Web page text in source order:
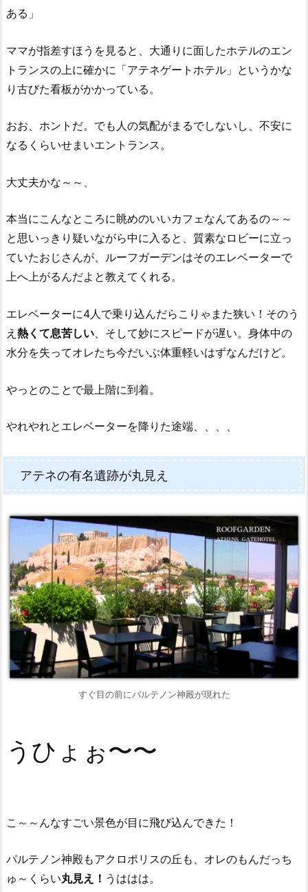
ある」
ママが指差すほうを見ると、大通りに面したホテルのエン
トランスの上に確かに「アテネゲートホテル」というかな
り古びた看板がかかっている。
おお、ホントだ。でも人の気配がまるでしないし、不安に
なるくらいせまいエントランス。
大丈夫かな～～、
本当にこんなところに眺めのいいカフェなんてあるの～～
と思いっきり疑いながら中に入ると、質素なロビーに立っ
ていたおじさんが、ルーフガーデンはそのエレベーターで
上へ上がるんだよと教えてくれる。
エレベーターに4人で乗り込んだらこりゃまた狭い！そのう
え 熱くて息苦しい、そして妙にスピードが遅い。身体中の
水分を失ってオレたち今だいぶ体重軽いはずなんだけど。
やっとのことで最上階に到着。
やれやれとエレベーターを降りた途端、、、、
アテネの有名遺跡が丸見え
すぐ目の前にパルテノン神殿が現れた
うひょぉ〜〜
こ～～んなすごい景色が目に飛び込んできた！
パルテノン神殿もアクロポリスの丘も、オレのもんだっち
ゅ～くらい丸見え！ うははは。